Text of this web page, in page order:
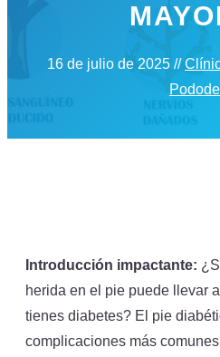
16 de julio de 2025 //
Introducción impactante:
herida en el pie puede llevar
tienes diabetes? El pie
complicaciones más